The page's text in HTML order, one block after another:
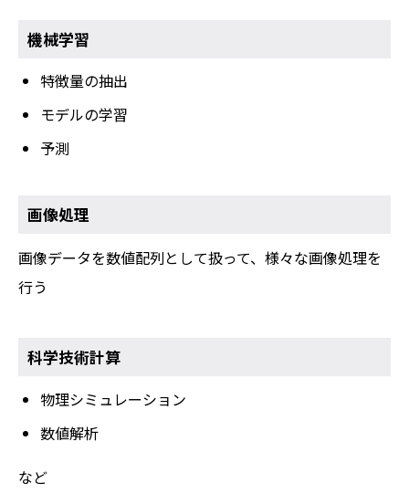
機械学習
特徴量の抽出
モデルの学習
予測
画像処理
画像データを数値配列として扱って、様々な画像処理を
行う
科学技術計算
物理シミュレーション
数値解析
など